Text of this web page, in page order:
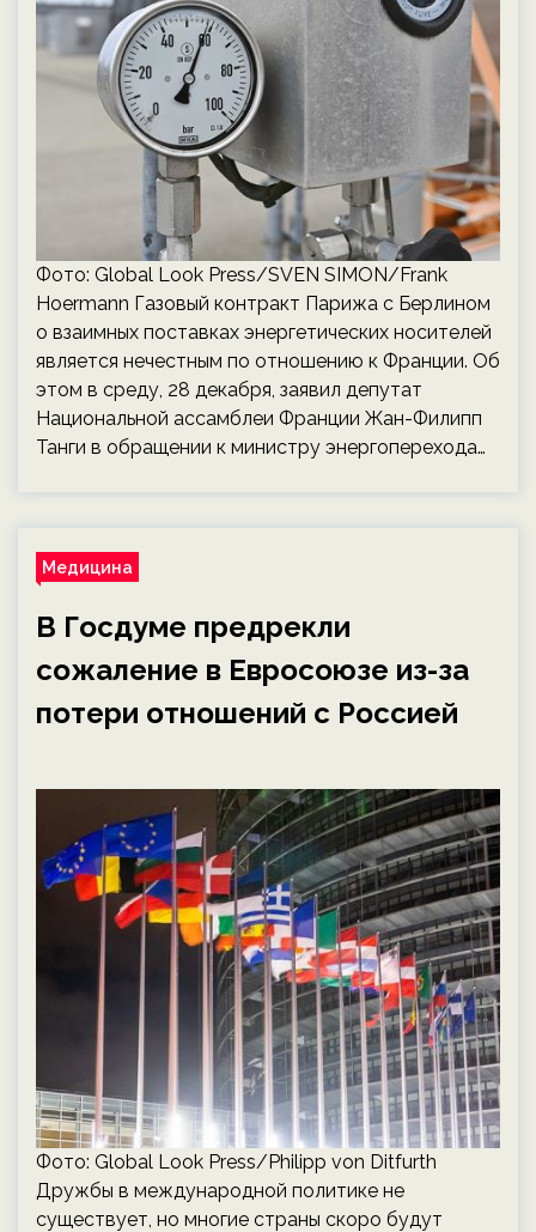
Фото: Global Look Press/SVEN SIMON/Frank
Hoermann Газовый контракт Парижа с Берлином
о взаимных поставках энергетических носителей
является нечестным по отношению к Франции. Об
этом в среду, 28 декабря, заявил депутат
Национальной ассамблеи Франции Жан-Филипп
Танги в обращении к министру энергоперехода…
Медицина
В Госдуме предрекли
сожаление в Евросоюзе из-за
потери отношений с Россией
Фото: Global Look Press/Philipp von Ditfurth
Дружбы в международной политике не
существует, но многие страны скоро будут